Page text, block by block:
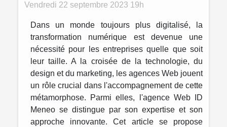
Vendredi 22 septembre 2023 19h
Dans un monde toujours plus digitalisé, la
transformation numérique est devenue une
nécessité pour les entreprises quelle que soit
leur taille. A la croisée de la technologie, du
design et du marketing, les agences Web jouent
un rôle crucial dans l'accompagnement de cette
métamorphose. Parmi elles, l'agence Web ID
Meneo se distingue par son expertise et son
approche innovante. Cet article se propose